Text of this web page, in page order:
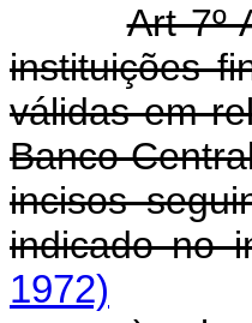
Art 7º
instituições
válidas em
Banco
incisos
indicado no
1972)